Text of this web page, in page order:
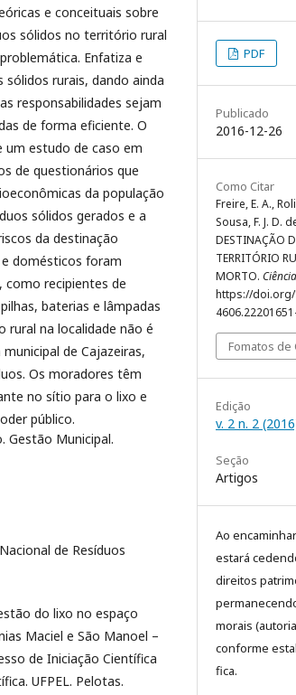
e conceituais sobre
sólidos no território rural
Enfatiza e
rurais, dando ainda
responsabilidades sejam
de forma eficiente. O
um estudo de caso em
de questionários que
da população
sólidos gerados e a
da destinação
domésticos foram
como recipientes de
baterias e lâmpadas
rural na localidade não é
de Cajazeiras,
Os moradores têm
no sítio para o lixo e
público.
Gestão Municipal.
de Resíduos
do lixo no espaço
Maciel e São Manoel –
de Iniciação Científica
UFPEL. Pelotas.
PDF
Publicado
2016-12-26
Como Citar
Freire, E. A.,
Sousa, F. J. D.
DESTINAÇÃO
TERRITÓRIO
MORTO.
https://doi.org/
Fomatos de
Edição
v. 2 n. 2
Seção
Artigos
Ao
estará
direitos
morais
conforme
fica.